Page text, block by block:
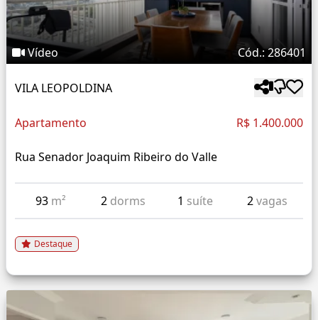
Vídeo Cód.: 286401
VILA LEOPOLDINA
Apartamento R$ 1.400.000
Rua Senador Joaquim Ribeiro do Valle
93 m² 2 dorms 1 suíte 2vagas
Destaque